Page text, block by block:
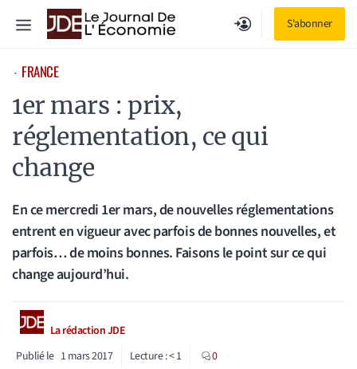
S'abonner
Menu
⋅ FRANCE
1er mars : prix,
réglementation, ce qui
change
En ce mercredi 1er mars, de nouvelles réglementations
entrent en vigueur avec parfois de bonnes nouvelles, et
parfois… de moins bonnes. Faisons le point sur ce qui
change aujourd’hui.
La rédaction JDE
Publié le 1 mars 2017 Lecture :< 1 0